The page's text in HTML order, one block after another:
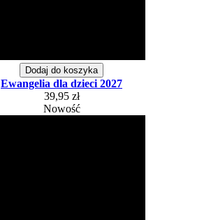
Dodaj do koszyka
Ewangelia dla dzieci 2027
39,95 zł
Nowość